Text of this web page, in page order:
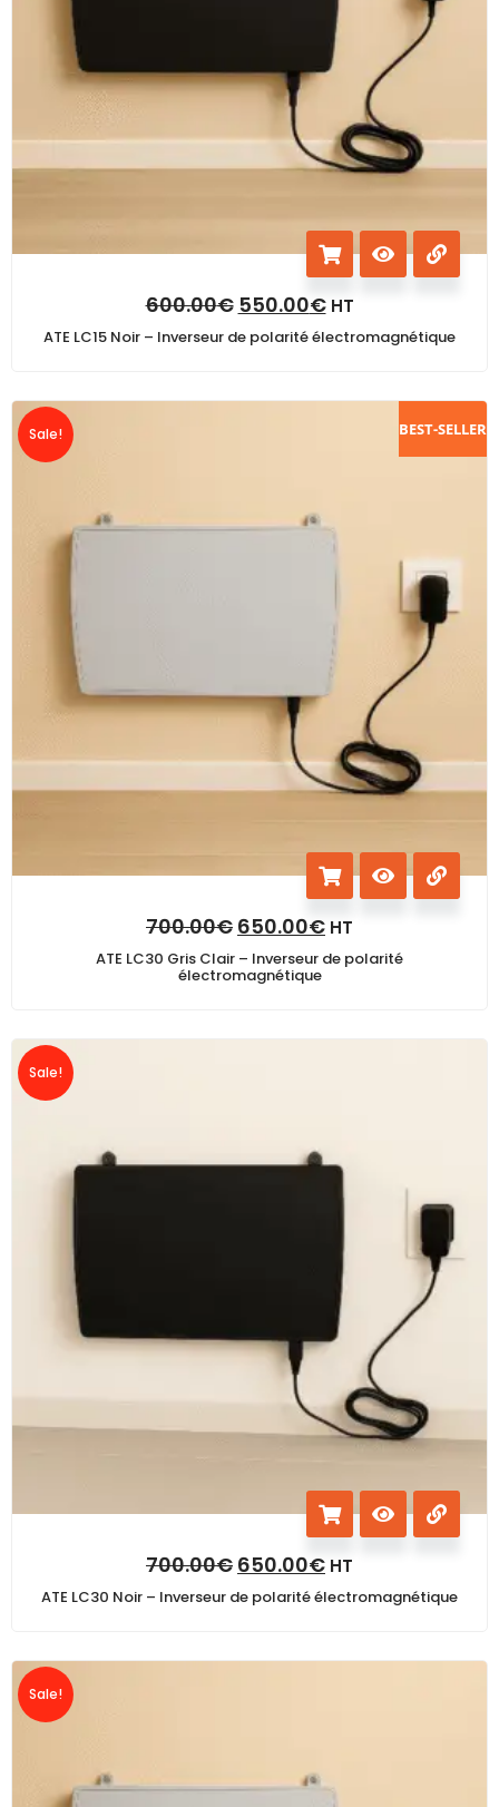
600.00€ 550.00€ HT
ATE LC15 Noir – Inverseur de polarité électromagnétique
Sale! BEST-SELLER
700.00€ 650.00€ HT
ATE LC30 Gris Clair – Inverseur de polarité
électromagnétique
Sale!
700.00€ 650.00€ HT
ATE LC30 Noir – Inverseur de polarité électromagnétique
Sale!